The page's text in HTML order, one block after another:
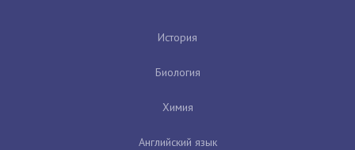
История
Биология
Химия
Английский язык